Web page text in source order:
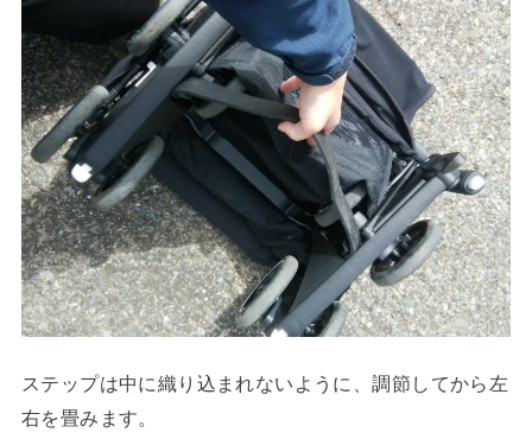
ステップは中に織り込まれないように、調節してから左
右を畳みます。